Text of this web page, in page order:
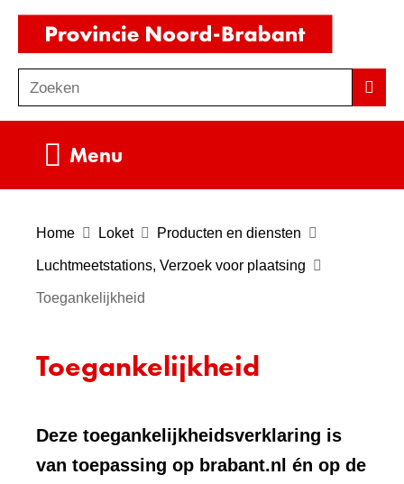
Ga
de
inhoud
o
e
Zoeken
Menu
Home Loket Producten en diensten
Luchtmeetstations, Verzoek voor plaatsing
Toegankelijkheid
Toegankelijkheid
Deze toegankelijkheidsverklaring is
van toepassing op brabant.nl én op de